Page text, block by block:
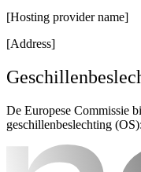
[Hosting provider name]
[Address]
De Europese Commissie
geschillenbeslechting (OS):